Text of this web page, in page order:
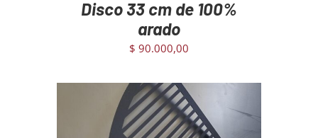
Disco 33 cm de 100%
arado
$ 90.000,00